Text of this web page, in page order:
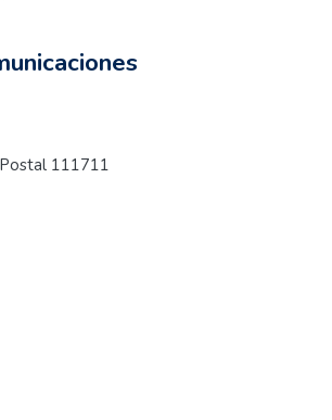
digital
111711